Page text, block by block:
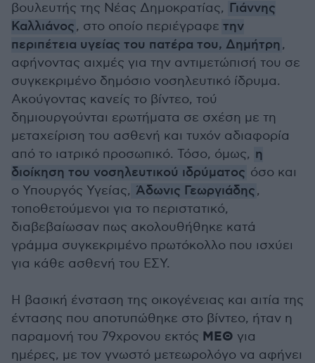
βουλευτής της Νέας Δημοκρατίας, Γιάννης
Καλλιάνος, στο οποίο περιέγραφε την
περιπέτεια υγείας του πατέρα του, Δημήτρη,
αφήνοντας αιχμές για την αντιμετώπισή του σε
συγκεκριμένο δημόσιο νοσηλευτικό ίδρυμα.
Ακούγοντας κανείς το βίντεο, τού
δημιουργούνται ερωτήματα σε σχέση με τη
μεταχείριση του ασθενή και τυχόν αδιαφορία
από το ιατρικό προσωπικό. Τόσο, όμως, η
διοίκηση του νοσηλευτικού ιδρύματος όσο και
ο Υπουργός Υγείας, Άδωνις Γεωργιάδης,
τοποθετούμενοι για το περιστατικό,
διαβεβαίωσαν πως ακολουθήθηκε κατά
γράμμα συγκεκριμένο πρωτόκολλο που ισχύει
για κάθε ασθενή του ΕΣΥ.
Η βασική ένσταση της οικογένειας και αιτία της
έντασης που αποτυπώθηκε στο βίντεο, ήταν η
παραμονή του 79χρονου εκτός ΜΕΘ για
ημέρες, με τον γνωστό μετεωρολόγο να αφήνει